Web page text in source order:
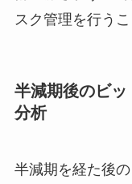
スク管理を行う
半減期後のビ
分析
半減期を経た後